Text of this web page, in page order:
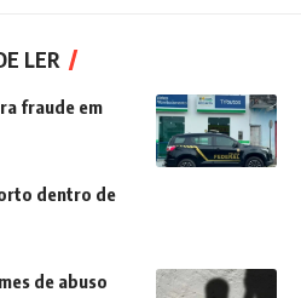
LER
fraude em
dentro de
de abuso